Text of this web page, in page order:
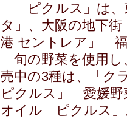
「ピクルス」は、
タ」、大阪の地下
港 セントレア」「
旬の野菜を使用し
売中の3種は、「
ピクルス」「愛媛
オイル ピクルス」